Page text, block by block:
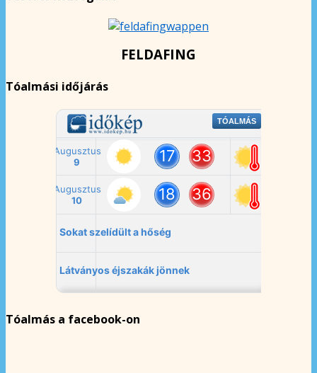
FELDAFING
Tóalmási időjárás
Tóalmás a facebook-on